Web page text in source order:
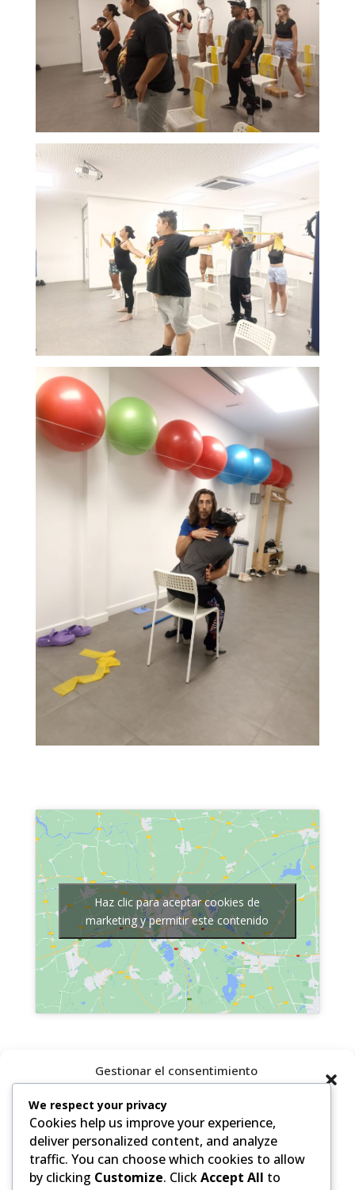
Gestionar el consentimiento
de las cookies
Para ofrecer las mejores experiencias, utilizamos tecnologías como
las cookies para almacenar y/o acceder a la información del
dispositivo. El consentimiento de estas tecnologías nos permitirá
procesar datos como el comportamiento de navegación o las
identificaciones únicas en este sitio. No consentir o retirar el
Haz clic para aceptar cookies de
marketing y permitir este contenido
We respect your privacy
Cookies help us improve your experience,
deliver personalized content, and analyze
traffic. You can choose which cookies to allow
by clicking Customize. ClickAccept All to